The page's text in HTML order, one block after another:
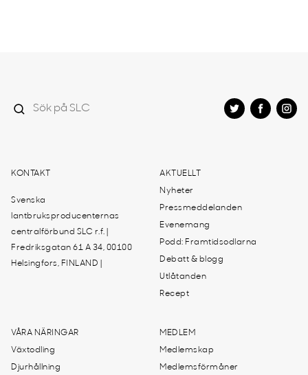
KONTAKT
Svenska
lantbruksproducenternas
centralförbund SLC r.f. |
Fredriksgatan 61 A 34, 00100
Helsingfors, FINLAND |
AKTUELLT
Nyheter
Pressmeddelanden
Evenemang
Podd: Framtidsodlarna
Debatt & blogg
Utlåtanden
Recept
VÅRA NÄRINGAR
Växtodling
Djurhållning
MEDLEM
Medlemskap
Medlemsförmåner